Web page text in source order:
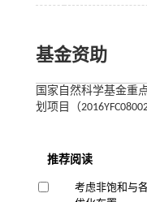
基金资助
国家自然科学基金重
划项目（